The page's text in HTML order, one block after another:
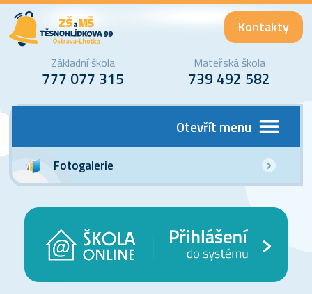
Kontakty
Základní škola
777 077 315
Mateřská škola
739 492 582
Otevřít menu
Fotogalerie